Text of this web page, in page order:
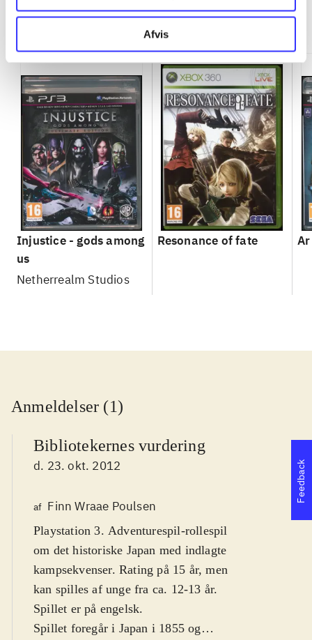
Afvis
Minder om
Injustice - gods among
us
Netherrealm Studios
Resonance of fate
Anmeldelser (1)
Bibliotekernes vurdering
d. 23. okt. 2012
af Finn Wraae Poulsen
Playstation 3. Adventurespil-rollespil
om det historiske Japan med indlagte
kampsekvenser. Rating på 15 år, men
kan spilles af unge fra ca. 12-13 år.
Spillet er på engelsk.
Spillet foregår i Japan i 1855 og
Feedback